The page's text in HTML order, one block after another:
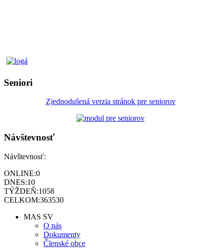
Seniori
Zjednodušená verzia stránok pre seniorov
Návštevnosť
Návštevnosť:
ONLINE:0
DNES:10
TÝŽDEŇ:1058
CELKOM:363530
MAS SV
O nás
Dokumenty
Členské obce